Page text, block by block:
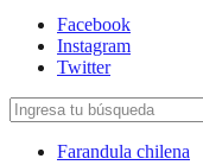
Facebook
Instagram
Twitter
Farandula chilena